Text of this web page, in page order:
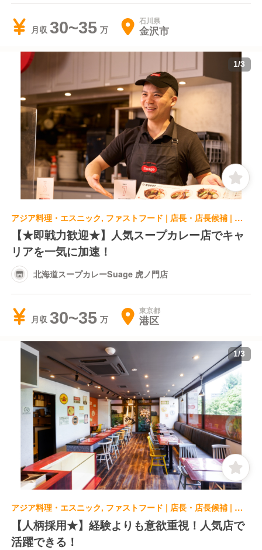
月収 30~35 石川県
金沢市
1/3
アジア料理・エスニック, ファストフード | 店長・店長候補 | 北海道スープカレーSuage 虎ノ門店
【★即戦力歓迎★】人気スープカレー店でキャ
リアを一気に加速！
北海道スープカレーSuage 虎ノ門店
月収 30~35 東京都
港区
1/3
アジア料理・エスニック, ファストフード | 店長・店長候補 | 北海道スープカレーSuage 芝浦店
【人柄採用★】経験よりも意欲重視！人気店で
活躍できる！